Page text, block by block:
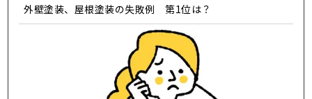
外壁塗装、屋根塗装の失敗例 第1位は？